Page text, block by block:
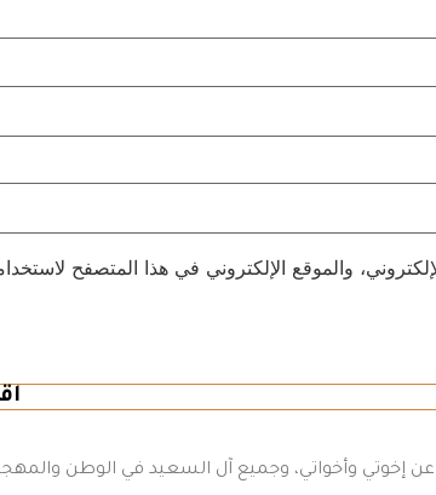
والموقع الإلكتروني في هذا المتصفح
إخوتي وأخواتي، وجميع آل السعيد في الوطن